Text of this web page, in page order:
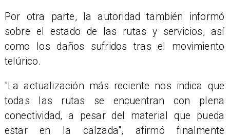
​Por otra parte, la autoridad también informó
sobre el estado de las rutas y servicios, así
como los daños sufridos tras el movimiento
telúrico.
"La actualización más reciente nos indica que
todas las rutas se encuentran con plena
conectividad, a pesar del material que pueda
estar en la calzada", afirmó finalmente